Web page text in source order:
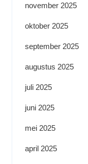
november 2025
oktober 2025
september 2025
augustus 2025
juli 2025
juni 2025
mei 2025
april 2025